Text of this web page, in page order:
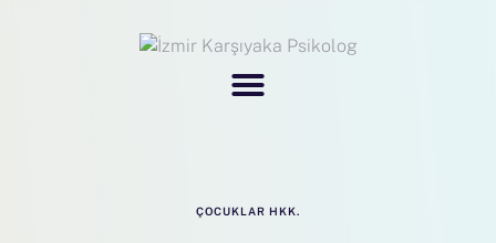
ÇOCUKLAR HKK.